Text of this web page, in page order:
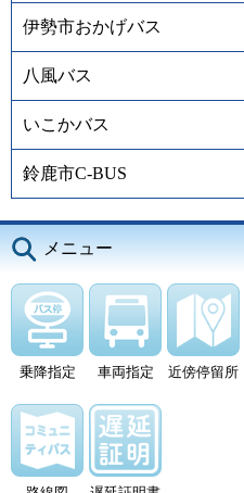
伊勢市おかげバス
八風バス
いこかバス
鈴鹿市C-BUS
メニュー
乗降指定 車両指定 近傍停留所